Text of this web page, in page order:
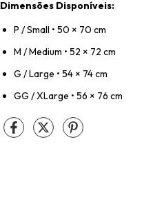
Dimensões Disponíveis:
P / Small • 50 × 70 cm
M / Medium • 52 × 72 cm
G / Large • 54 × 74 cm
GG / XLarge • 56 × 76 cm